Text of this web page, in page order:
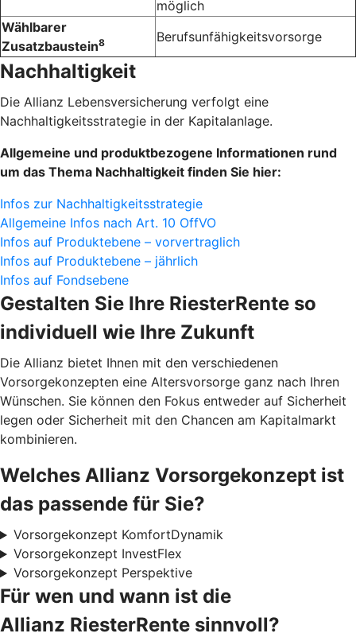
möglich
Wählbarer
Zusatzbaustein8 Berufsunfähigkeitsvorsorge
Nachhaltigkeit
Die Allianz Lebensversicherung verfolgt eine
Nachhaltigkeitsstrategie in der Kapitalanlage.
Allgemeine und produktbezogene Informationen rund
um das Thema Nachhaltigkeit finden Sie hier:
Infos zur Nachhaltigkeitsstrategie
Allgemeine Infos nach Art. 10 OffVO
Infos auf Produktebene – vorvertraglich
Infos auf Produktebene – jährlich
Infos auf Fondsebene
Gestalten Sie Ihre RiesterRente so
individuell wie Ihre Zukunft
Die Allianz bietet Ihnen mit den verschiedenen
Vorsorgekonzepten eine Altersvorsorge ganz nach Ihren
Wünschen. Sie können den Fokus entweder auf Sicherheit
legen oder Sicherheit mit den Chancen am Kapitalmarkt
kombinieren.
Welches Allianz Vorsorgekonzept ist
das passende für Sie?
Vorsorgekonzept KomfortDynamik
Vorsorgekonzept InvestFlex
Vorsorgekonzept Perspektive
Für wen und wann ist die
Allianz RiesterRente sinnvoll?